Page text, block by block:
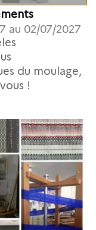
au 02/07/2027
du moulage,
!